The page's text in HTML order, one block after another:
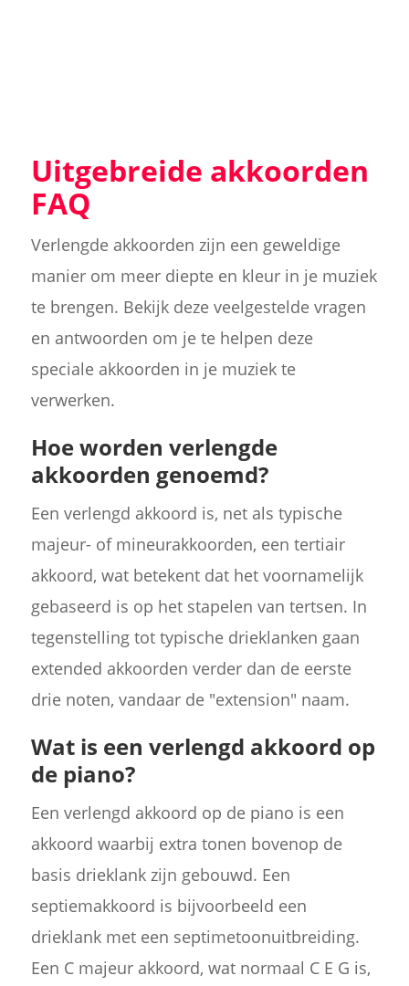
Uitgebreide akkoorden
FAQ
Verlengde akkoorden zijn een geweldige
manier om meer diepte en kleur in je muziek
te brengen. Bekijk deze veelgestelde vragen
en antwoorden om je te helpen deze
speciale akkoorden in je muziek te
verwerken.
Hoe worden verlengde
akkoorden genoemd?
Een verlengd akkoord is, net als typische
majeur- of mineurakkoorden, een tertiair
akkoord, wat betekent dat het voornamelijk
gebaseerd is op het stapelen van tertsen. In
tegenstelling tot typische drieklanken gaan
extended akkoorden verder dan de eerste
drie noten, vandaar de "extension" naam.
Wat is een verlengd akkoord op
de piano?
Een verlengd akkoord op de piano is een
akkoord waarbij extra tonen bovenop de
basis drieklank zijn gebouwd. Een
septiemakkoord is bijvoorbeeld een
drieklank met een septimetoonuitbreiding.
Een C majeur akkoord, wat normaal C E G is,